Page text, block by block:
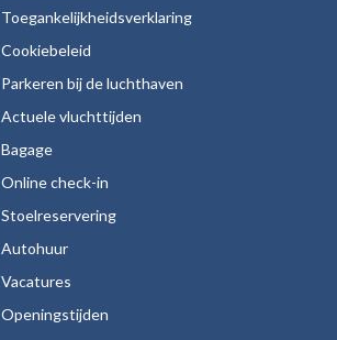
Toegankelijkheidsverklaring
Cookiebeleid
Parkeren bij de luchthaven
Actuele vluchttijden
Bagage
Online check-in
Stoelreservering
Autohuur
Vacatures
Openingstijden